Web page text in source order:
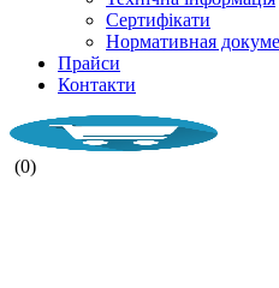
Сертифікати
Нормативная
Прайси
Контакти
(0)